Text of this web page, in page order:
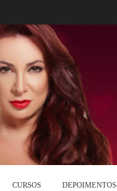
CURSOS DEPOIMENTOS